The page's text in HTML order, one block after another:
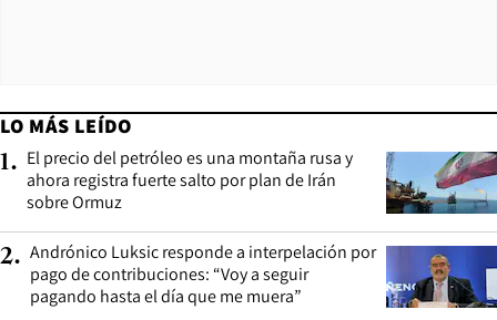
LO MÁS LEÍDO
1. El precio del petróleo es una montaña rusa y
ahora registra fuerte salto por plan de Irán
sobre Ormuz
2. Andrónico Luksic responde a interpelación por
pago de contribuciones: “Voy a seguir
pagando hasta el día que me muera”